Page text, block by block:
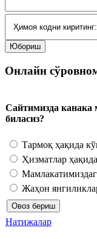
Онлайн
Сайтимизда канака
биласиз?
Тармоқ ҳақида
Ҳизматлар
Жаҳон
Натижалар